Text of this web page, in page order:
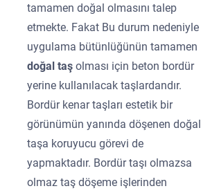
tamamen doğal olmasını talep
etmekte. Fakat Bu durum nedeniyle
uygulama bütünlüğünün tamamen
doğal taşolması için beton bordür
yerine kullanılacak taşlardandır.
Bordür kenar taşları estetik bir
görünümün yanında döşenen doğal
taşa koruyucu görevi de
yapmaktadır. Bordür taşı olmazsa
olmaz taş döşeme işlerinden